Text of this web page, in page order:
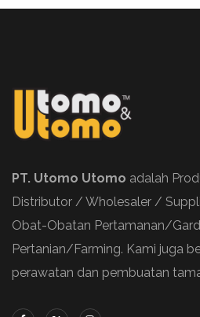
PT. Utomo Utomo adalah
Distributor / Wholesaler /
Obat-Obatan Pertamanan/
Pertanian/Farming. Kami juga
perawatan dan pembuatan